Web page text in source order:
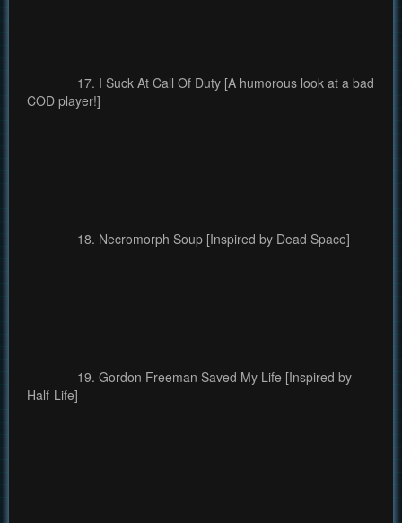
17. I Suck At Call Of Duty [A humorous look at a bad
COD player!]
18. Necromorph Soup [Inspired by Dead Space]
19. Gordon Freeman Saved My Life [Inspired by
Half-Life]